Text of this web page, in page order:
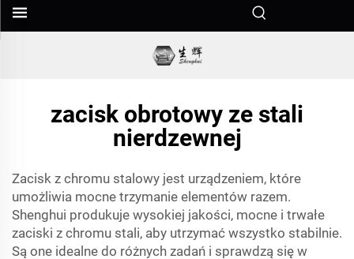
zacisk obrotowy ze stali
nierdzewnej
Zacisk z chromu stalowy jest urządzeniem, które
umożliwia mocne trzymanie elementów razem.
Shenghui produkuje wysokiej jakości, mocne i trwałe
zaciski z chromu stali, aby utrzymać wszystko stabilnie.
Są one idealne do różnych zadań i sprawdzą się w